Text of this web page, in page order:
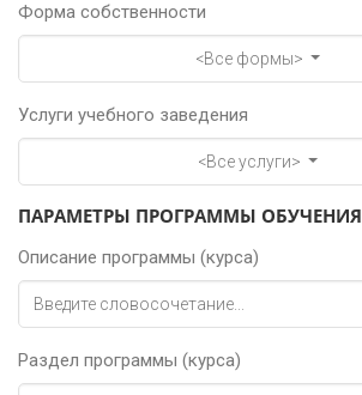
Форма собственности
<Все формы>
Услуги учебного заведения
<Все услуги>
ПАРАМЕТРЫ ПРОГРАММЫ ОБУЧЕНИЯ
Описание программы (курса)
Раздел программы (курса)